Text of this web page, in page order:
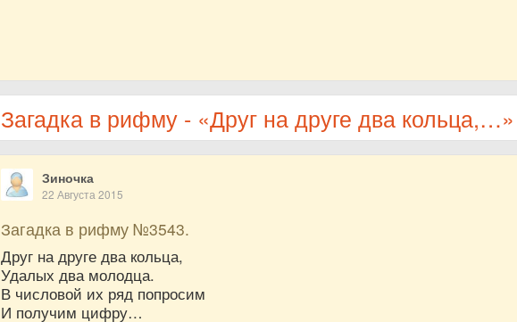
Загадка в рифму - «Друг на друге два кольца,…»
Зиночка
22 Августа 2015
Загадка в рифму №3543.
Друг на друге два кольца,
Удалых два молодца.
В числовой их ряд попросим
И получим цифру…